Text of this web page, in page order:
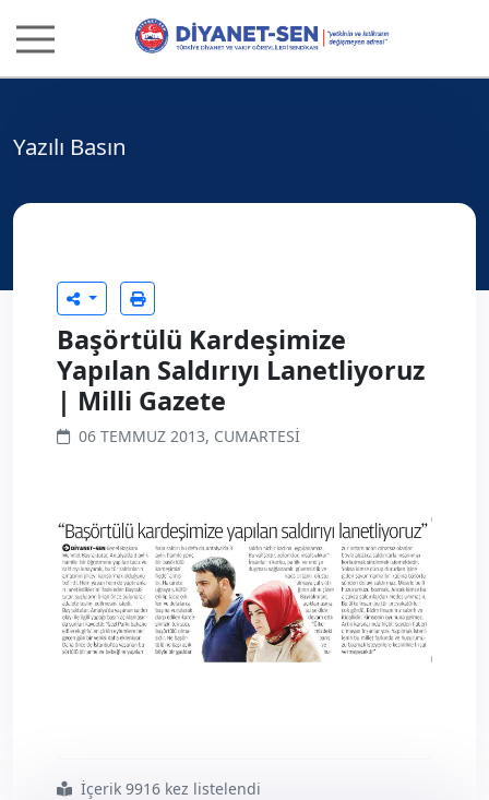
Yazılı Basın
Başörtülü Kardeşimize
Yapılan Saldırıyı Lanetliyoruz
| Milli Gazete
06 TEMMUZ 2013, CUMARTESI
#başörtülü
#kardeşimize
#yapılan
#saldırıyı
#lanetliyoruz
#milli
#gazeteİçerik 9916 kez listelendi